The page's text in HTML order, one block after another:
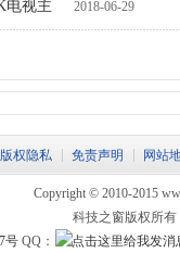
电视主 2018-06-29
版权隐私 免责声明 网站
Copyright © 2010-2015
科技之窗版权所
号 QQ：